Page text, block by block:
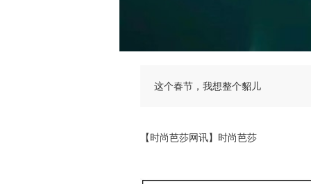
这个春节，我想整个貂儿
【时尚芭莎网讯】时尚芭莎